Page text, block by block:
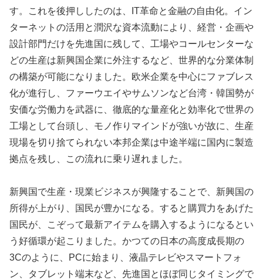
す。これを後押ししたのは、IT革命と金融の自由化。イン
ターネットの活用と潤沢な資本流動により、経営・企画や
設計部門だけを先進国に残して、工場やコールセンターな
どの生産は新興国企業に外注するなど、世界的な分業体制
の構築が可能になりました。欧米企業を中心にファブレス
化が進行し、ファーウエイやサムソンなど台湾・韓国勢が
安価な労働力を武器に、徹底的な量産化と効率化で世界の
工場として台頭し、モノ作りマインドが強いが故に、生産
現場を切り捨てられない本邦企業は中途半端に国内に製造
拠点を残し、この流れに乗り遅れました。
新興国で生産・現業ビジネスが興隆することで、新興国の
所得が上がり、国民が豊かになる。すると購買力をあげた
国民が、こぞって最新アイテムを購入するようになるとい
う好循環が起こりました。かつての日本の高度成長期の
3Cのように、PCに始まり、液晶テレビやスマートフォ
ン、タブレット端末など、先進国とほぼ同じタイミングで